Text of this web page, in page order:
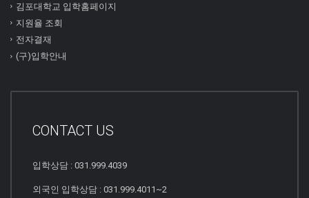
김포대학교 입학홈페이지
지원율 조회
전자결재
(구)입학안내
CONTACT US
입학상담 : 031.999.4039
외국인 입학상담 : 031.999.4011~2